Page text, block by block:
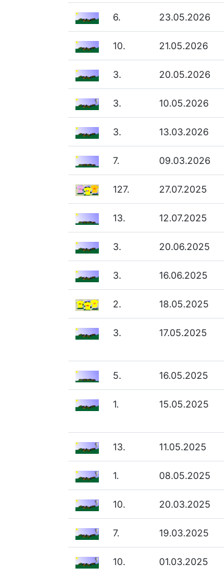
6. 23.05.2026
10. 21.05.2026
3. 20.05.2026
3. 10.05.2026
3. 13.03.2026
7. 09.03.2026
127. 27.07.2025
13. 12.07.2025
3. 20.06.2025
3. 16.06.2025
2. 18.05.2025
3. 17.05.2025
5. 16.05.2025
1. 15.05.2025
13. 11.05.2025
1. 08.05.2025
10. 20.03.2025
7. 19.03.2025
10. 01.03.2025